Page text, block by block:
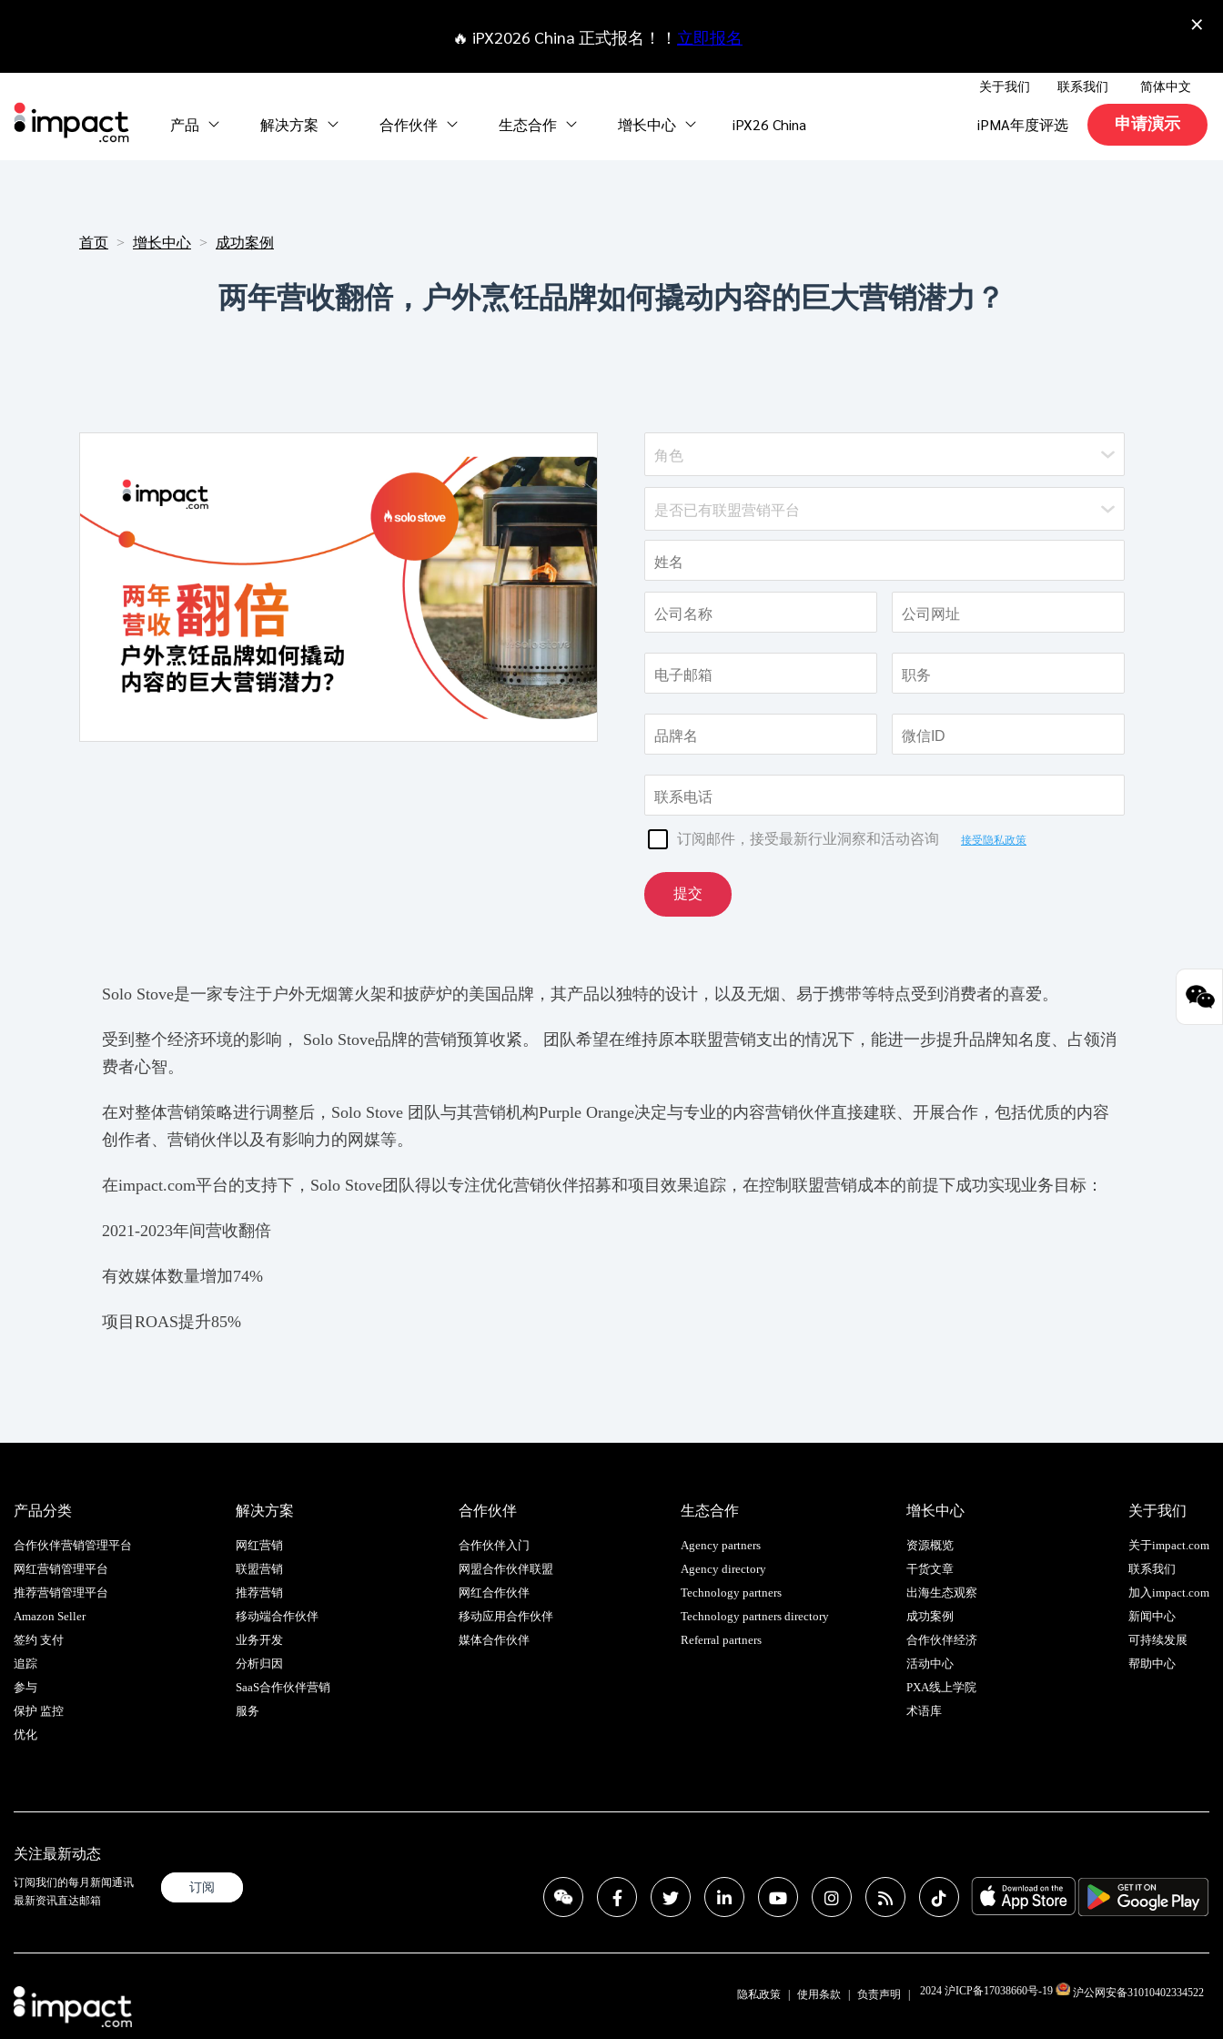
🔥 iPX2026 China 正式报名！！ 立即报名
×
关于我们 联系我们 简体中文
产品 解决方案 合作伙伴 生态合作 增长中心 iPX26 China iPMA年度评选 申请演示
首页 增长中心 成功案例
两年营收翻倍，户外烹饪品牌如何撬动内容的巨大营销潜力？
订阅邮件，接受最新行业洞察和活动咨询 接受隐私政策
提交
Solo Stove是一家专注于户外无烟篝火架和披萨炉的美国品牌，其产品以独特的设计，以及无烟、易于携带等特点受到消费者的喜爱。
受到整个经济环境的影响， Solo Stove品牌的营销预算收紧。 团队希望在维持原本联盟营销支出的情况下，能进一步提升品牌知名度、占领消
费者心智。
在对整体营销策略进行调整后，Solo Stove 团队与其营销机构Purple Orange决定与专业的内容营销伙伴直接建联、开展合作，包括优质的内容
创作者、营销伙伴以及有影响力的网媒等。
在impact.com平台的支持下，Solo Stove团队得以专注优化营销伙伴招募和项目效果追踪，在控制联盟营销成本的前提下成功实现业务目标：
2021-2023年间营收翻倍
有效媒体数量增加74%
项目ROAS提升85%
产品分类
合作伙伴营销管理平台
网红营销管理平台
推荐营销管理平台
Amazon Seller
签约 支付
追踪
参与
保护 监控
优化
解决方案
网红营销
联盟营销
推荐营销
移动端合作伙伴
业务开发
分析归因
SaaS合作伙伴营销
服务
合作伙伴
合作伙伴入门
网盟合作伙伴联盟
网红合作伙伴
移动应用合作伙伴
媒体合作伙伴
生态合作
Agency partners
Agency directory
Technology partners
Technology partners directory
Referral partners
增长中心
资源概览
干货文章
出海生态观察
成功案例
合作伙伴经济
活动中心
PXA线上学院
术语库
关于我们
关于impact.com
联系我们
加入impact.com
新闻中心
可持续发展
帮助中心
关注最新动态
订阅我们的每月新闻通讯
最新资讯直达邮箱
订阅
2024 沪ICP备17038660号-19 沪公网安备31010402334522
隐私政策 使用条款 负责声明